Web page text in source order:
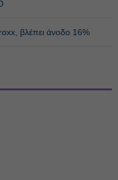
βλέπει άνοδο 16%